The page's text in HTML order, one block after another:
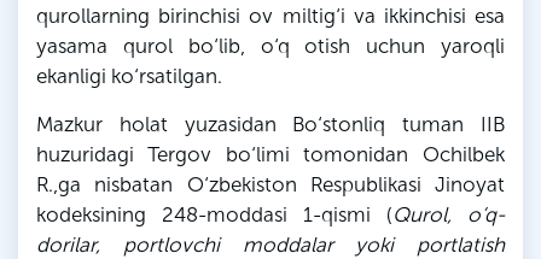
qurollarning birinchisi ov miltig‘i va ikkinchisi esa
yasama qurol bo‘lib, o‘q otish uchun yaroqli
ekanligi ko‘rsatilgan.
Mazkur holat yuzasidan Bo‘stonliq tuman IIB
huzuridagi Tergov bo‘limi tomonidan Ochilbek
R.,ga nisbatan O‘zbekiston Respublikasi Jinoyat
kodeksining 248-moddasi 1-qismi (Qurol, o‘q-
dorilar, portlovchi moddalar yoki portlatish